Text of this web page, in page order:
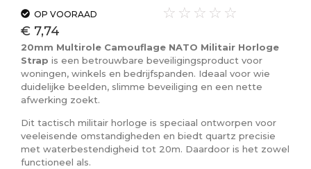
OP VOORAAD ☆ ☆ ☆ ☆ ☆
€ 7,74
20mm Multirole Camouflage NATO Militair Horloge
Strap is een betrouwbare beveiligingsproduct voor
woningen, winkels en bedrijfspanden. Ideaal voor wie
duidelijke beelden, slimme beveiliging en een nette
afwerking zoekt.
Dit tactisch militair horloge is speciaal ontworpen voor
veeleisende omstandigheden en biedt quartz precisie
met waterbestendigheid tot 20m. Daardoor is het zowel
functioneel als.